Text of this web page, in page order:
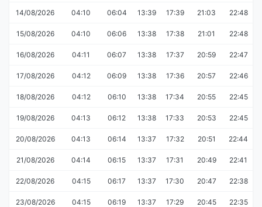
14/08/2026 04:10 06:04 13:39 17:39 21:03 22:48
15/08/2026 04:10 06:06 13:38 17:38 21:01 22:48
16/08/2026 04:11 06:07 13:38 17:37 20:59 22:47
17/08/2026 04:12 06:09 13:38 17:36 20:57 22:46
18/08/2026 04:12 06:10 13:38 17:34 20:55 22:45
19/08/2026 04:13 06:12 13:38 17:33 20:53 22:45
20/08/2026 04:13 06:14 13:37 17:32 20:51 22:44
21/08/2026 04:14 06:15 13:37 17:31 20:49 22:41
22/08/2026 04:15 06:17 13:37 17:30 20:47 22:38
23/08/2026 04:15 06:19 13:37 17:29 20:45 22:35